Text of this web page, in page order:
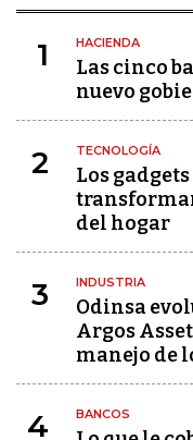
1 HACIENDA
Las cinco
nuevo
2 TECNOLOGÍA
Los
del hogar
3 INDUSTRIA
Odinsa
Argos
manejo de
4 BANCOS